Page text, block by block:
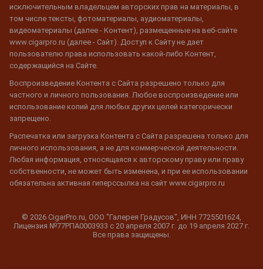
исключительным владельцем авторских прав на материалы, в
том числе тексты, фотоматериалы, аудиоматериалы,
видеоматериалы (далее - Контент), размещенные на веб-сайте
www.cigarpro.ru (далее - Сайт). Доступ к Сайту не дает
пользователю права использовать какой-либо Контент,
содержащийся на Сайте.
Воспроизведение Контента с Сайта разрешено только для
частного и личного пользования. Любое воспроизведение или
использование копий для любых других целей категорически
запрещено.
Распечатка или загрузка Контента с Сайта разрешена только для
личного использования, а не для коммерческой деятельности.
Любая информация, относящаяся к авторскому праву или праву
собственности, не может быть изменена, и при ее использовании
обязательна активная гиперссылка на сайт www.cigarpro.ru
© 2026 CigarPro.ru, ООО "Галерея Градусов", ИНН 7725501624,
Лицензия №77РПА0003933 c 20 апреля 2007 г. до 19 апреля 2027 г.
Все права защищены.